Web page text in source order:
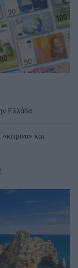
Ελλάδα
και